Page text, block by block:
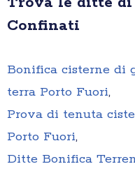
Confinati
Bonifica cisterne di
terra Porto Fuori,
Prova di tenuta
Porto Fuori,
Ditte Bonifica